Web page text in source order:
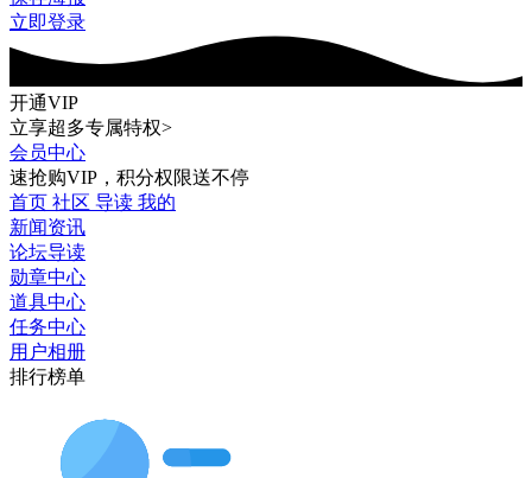
立即登录
开通VIP
立享超多专属特权>
会员中心
速抢购VIP，积分权限送不停
首页 社区 导读 我的
新闻资讯
论坛导读
勋章中心
道具中心
任务中心
用户相册
排行榜单